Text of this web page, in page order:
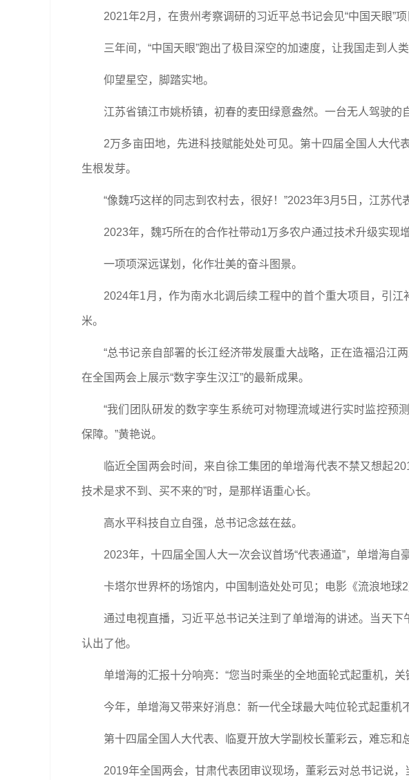
2021年2月，在贵州考察调研的习近平总书记会见“中国天眼”
三年间，“中国天眼”跑出了极目深空的加速度，让我国走到人类
仰望星空，脚踏实地。
江苏省镇江市姚桥镇，初春的麦田绿意盎然。一台无人驾驶的
2万多亩田地，先进科技赋能处处可见。第十四届全国人大
生根发芽。
“像魏巧这样的同志到农村去，很好！”2023年3月5日，江苏代
2023年，魏巧所在的合作社带动1万多农户通过技术升级实现
一项项深远谋划，化作壮美的奋斗图景。
2024年1月，作为南水北调后续工程中的首个重大项目，引
米。
“总书记亲自部署的长江经济带发展重大战略，正在造福沿江
在全国两会上展示“数字孪生汉江”的最新成果。
“我们团队研发的数字孪生系统可对物理流域进行实时监控
保障。”黄艳说。
临近全国两会时间，来自徐工集团的单增海代表不禁又想起
技术是求不到、买不来的”时，是那样语重心长。
高水平科技自立自强，总书记念兹在兹。
2023年，十四届全国人大一次会议首场“代表通道”，单增海
卡塔尔世界杯的场馆内，中国制造处处可见；电影《流浪地
通过电视直播，习近平总书记关注到了单增海的讲述。当天
认出了他。
单增海的汇报十分响亮：“您当时乘坐的全地面轮式起重机，
今年，单增海又带来好消息：新一代全球最大吨位轮式起重机
第十四届全国人大代表、临夏开放大学副校长董彩云，难忘和
2019年全国两会，甘肃代表团审议现场，董彩云对总书记说